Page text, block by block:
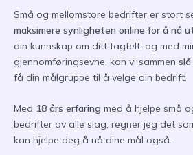
Små og mellomstore bedrifter er stort
maksimere synligheten online for å nå
din kunnskap om ditt fagfelt, og med
gjennomføringsevne, kan vi sammen
få din målgruppe til å velge din bedrift.
Med 18 års erfaring med å hjelpe små
bedrifter av alle slag, regner jeg det
kan hjelpe deg å nå dine mål også.